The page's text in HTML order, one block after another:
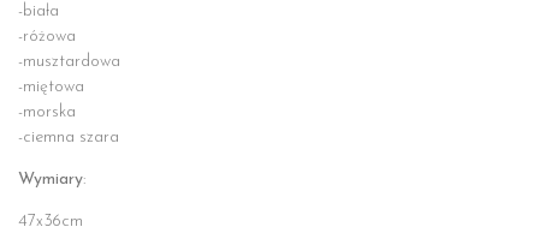
-biała
-różowa
-musztardowa
-miętowa
-morska
-ciemna szara
Wymiary:
47x36cm